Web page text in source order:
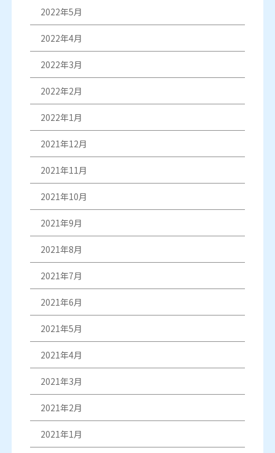
2022年5月
2022年4月
2022年3月
2022年2月
2022年1月
2021年12月
2021年11月
2021年10月
2021年9月
2021年8月
2021年7月
2021年6月
2021年5月
2021年4月
2021年3月
2021年2月
2021年1月